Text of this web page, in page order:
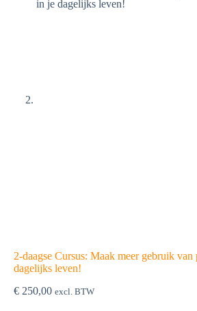
2-daagse Cursus: Maak meer gebruik van
dagelijks leven!
€ 250,00 excl. BTW